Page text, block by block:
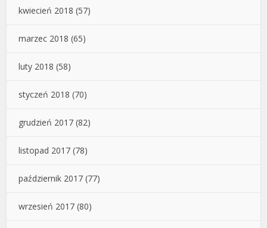
kwiecień 2018 (57)
marzec 2018 (65)
luty 2018 (58)
styczeń 2018 (70)
grudzień 2017 (82)
listopad 2017 (78)
październik 2017 (77)
wrzesień 2017 (80)